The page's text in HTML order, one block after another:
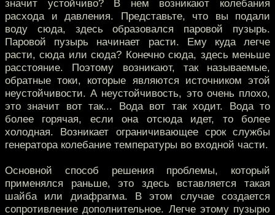
значит устойчиво? В нем возникают колебания
расхода и давления. Представьте, что вы подали
воду сюда, здесь образовался паровой пузырь.
Паровой пузырь начинает расти. Ему куда легче
расти, сюда или сюда? Конечно сюда, здесь меньше
расстояние. Поэтому возникают, так называемые,
обратные токи, которые являются источником этой
неустойчивости. А неустойчивость, это очень плохо,
это значит вот так... Вода вот так ходит. Вода то
более горячая, если она отсюда идет, то более
холодная. Возникает ограничивающее срок службы
генератора колебание температуры во входной части.
Основной способ решения проблемы, который
применялся раньше, это здесь вставляется такая
шайба или диафрагма. В этом случае создается
сопротивление дополнительное. Легче этому пузырю